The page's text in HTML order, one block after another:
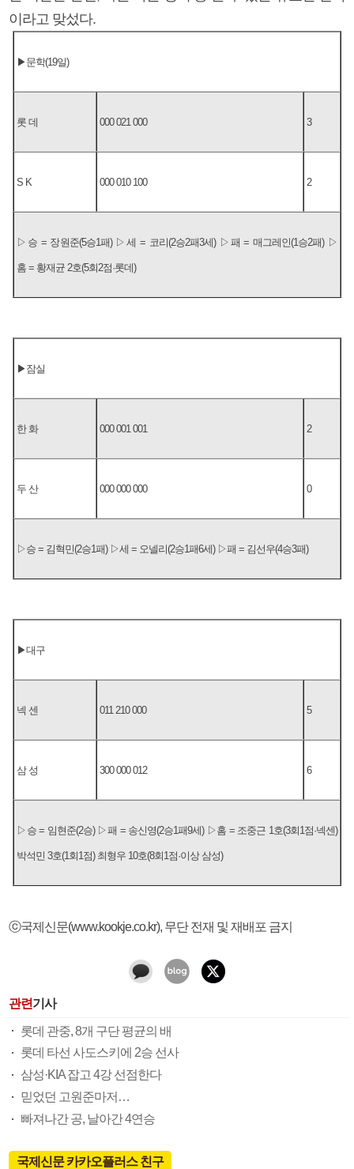
이라고 맞섰다.
▶문학(19일)
롯 데 000 021 000 3
S K 000 010 100 2
▷승 = 장원준(5승1패) ▷세 = 코리(2승2패3세) ▷패 = 매그레인(1승2패) ▷
홈 = 황재균 2호(5회2점·롯데)
▶잠실
한 화 000 001 001 2
두 산 000 000 000 0
▷승 = 김혁민(2승1패) ▷세 = 오넬리(2승1패6세) ▷패 = 김선우(4승3패)
▶대구
넥 센 011 210 000 5
삼 성 300 000 012 6
▷승 = 임현준(2승) ▷패 = 송신영(2승1패9세) ▷홈 = 조중근 1호(3회1점·넥센)
박석민 3호(1회1점) 최형우 10호(8회1점·이상 삼성)
ⓒ국제신문(www.kookje.co.kr), 무단 전재 및 재배포 금지
관련기사
롯데 관중, 8개 구단 평균의 배
롯데 타선 사도스키에 2승 선사
삼성·KIA 잡고 4강 선점한다
믿었던 고원준마저…
빠져나간 공, 날아간 4연승
국제신문 카카오플러스 친구